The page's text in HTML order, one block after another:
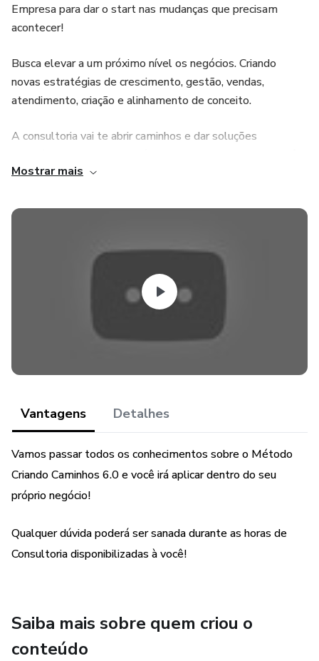
Empresa para dar o start nas mudanças que precisam
acontecer!
Busca elevar a um próximo nível os negócios. Criando
novas estratégias de crescimento, gestão, vendas,
atendimento, criação e alinhamento de conceito.
A consultoria vai te abrir caminhos e dar soluções
pode aplicar o nosso método na sua Marca!
Mostrar mais
Vantagens Detalhes
Vamos passar todos os conhecimentos sobre o Método
Criando Caminhos 6.0 e você irá aplicar dentro do seu
próprio negócio!
Qualquer dúvida poderá ser sanada durante as horas de
Consultoria disponibilizadas à você!
Saiba mais sobre quem criou o
conteúdo